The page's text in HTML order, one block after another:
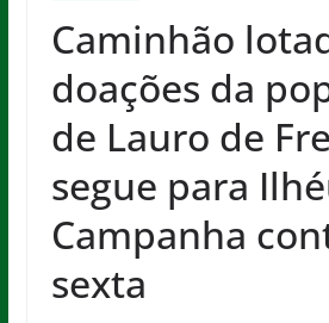
Caminhão
doações da
de Lauro de
segue para
Campanha
sexta